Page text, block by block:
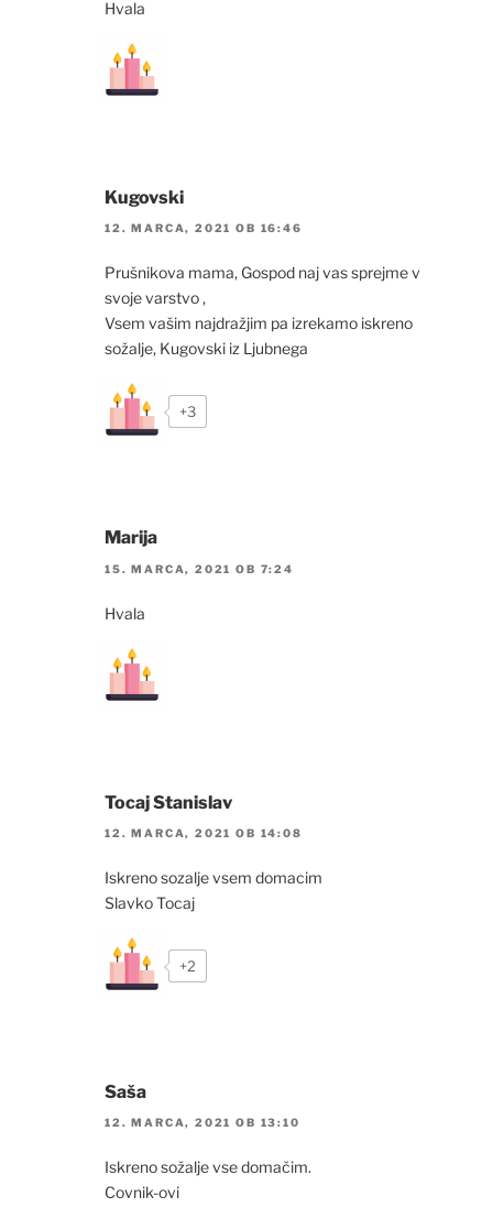
Hvala
Kugovski
12. MARCA, 2021 OB 16:46
Prušnikova mama, Gospod naj vas sprejme v
svoje varstvo ,
Vsem vašim najdražjim pa izrekamo iskreno
sožalje, Kugovski iz Ljubnega
+3
Marija
15. MARCA, 2021 OB 7:24
Hvala
Tocaj Stanislav
12. MARCA, 2021 OB 14:08
Iskreno sozalje vsem domacim
Slavko Tocaj
+2
Saša
12. MARCA, 2021 OB 13:10
Iskreno sožalje vse domačim.
Covnik-ovi